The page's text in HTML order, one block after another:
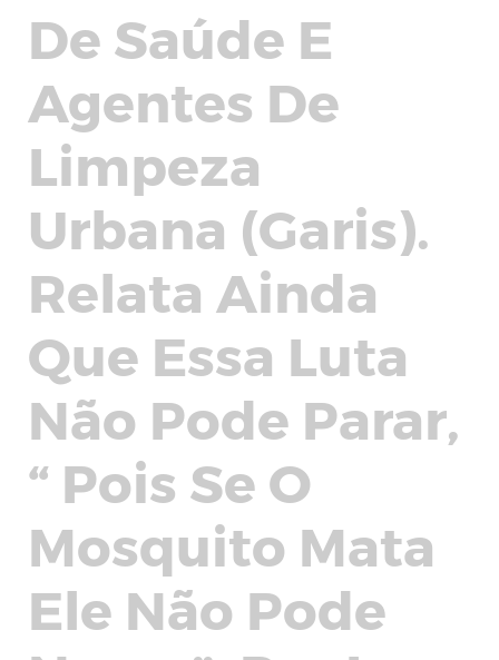
De Saúde E
Agentes De
Limpeza
Urbana (Garis).
Relata Ainda
Que Essa Luta
Não Pode Parar,
“ Pois Se O
Mosquito Mata
Ele Não Pode